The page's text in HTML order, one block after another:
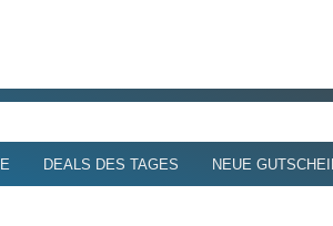
DEALS DES TAGES NEUE